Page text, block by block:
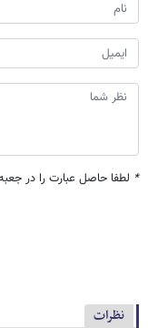
* لطفا حاصل عبارت را در
نظرات